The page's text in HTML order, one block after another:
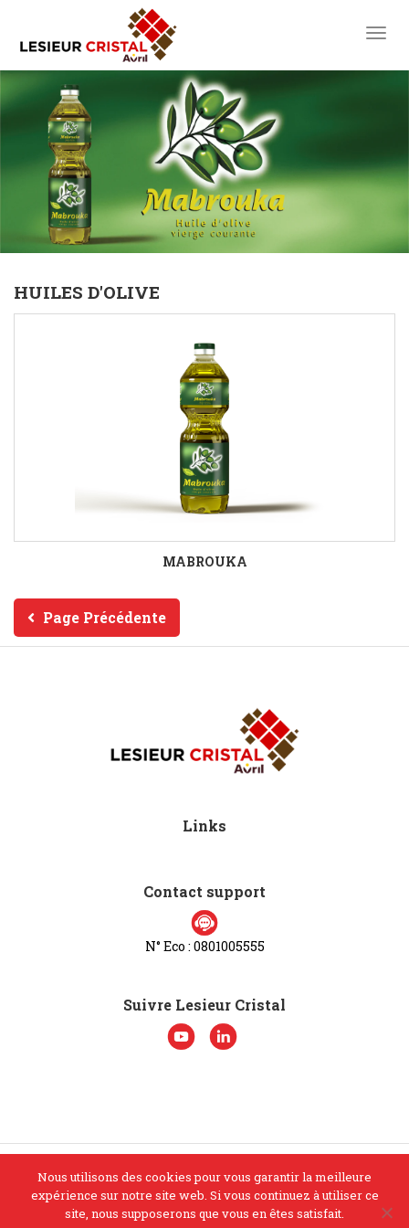
HUILES D'OLIVE
MABROUKA
Page Précédente
Links
Contact support
N° Eco : 0801005555
Suivre Lesieur Cristal
© Lesieur Cristal 2026. Tous droits réservés
Nous utilisons des cookies pour vous garantir la meilleure
expérience sur notre site web. Si vous continuez à utiliser ce
site, nous supposerons que vous en êtes satisfait.